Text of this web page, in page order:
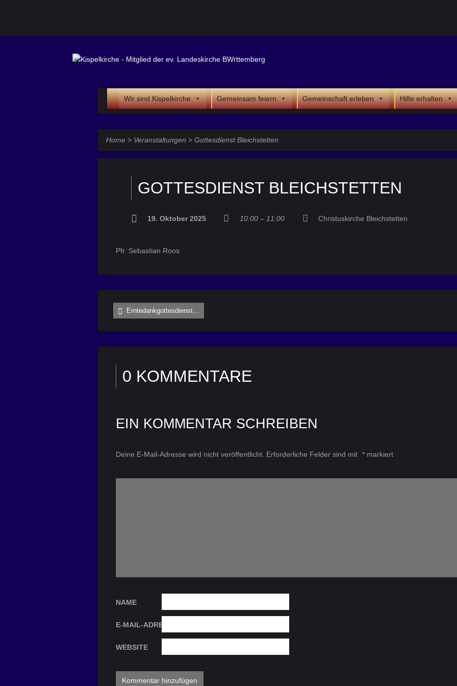
Wir sind Kispelkirche Gemeinsam feiern Gemeinschaft erleben Hilfe erhalten
Home > Veranstaltungen > Gottesdienst Bleichstetten
GOTTESDIENST BLEICHSTETTEN
19. Oktober 2025 10:00 – 11:00 Christuskirche Bleichstetten
Pfr. Sebastian Roos
Erntedankgottesdienst…
0 KOMMENTARE
EIN KOMMENTAR SCHREIBEN
Deine E-Mail-Adresse wird nicht veröffentlicht. Erforderliche Felder sind mit * markiert
NAME
E-MAIL-ADRESSE
WEBSITE